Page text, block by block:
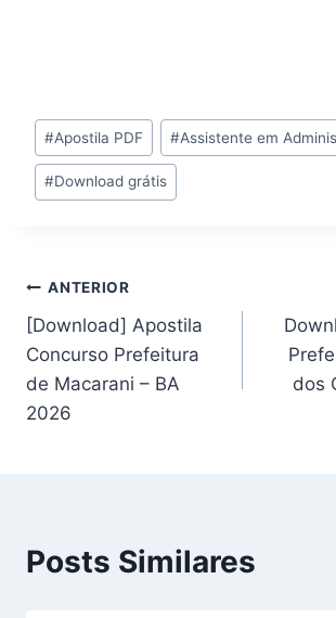
Tags
do
Post:
#Apostila PDF #Assistente em
#Download grátis
Navegação
de
Post
ANTERIOR
[Download] Apostila
Concurso Prefeitura
de Macarani – BA
2026
dos
Posts Similares